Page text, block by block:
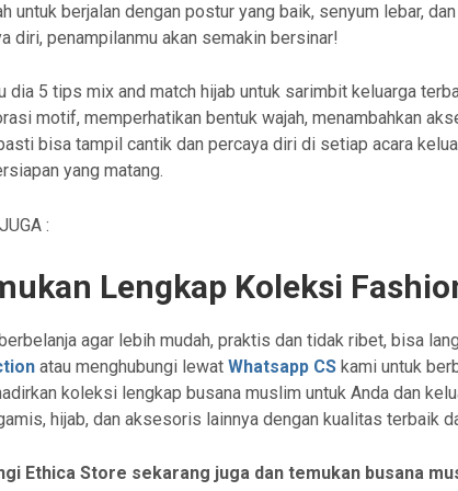
untuk berjalan dengan postur yang baik, senyum lebar,
diri, penampilanmu akan semakin bersinar!
dia 5 tips mix and match hijab untuk sarimbit keluarga
motif, memperhatikan bentuk wajah, menambahkan
bisa tampil cantik dan percaya diri di setiap acara
yang matang.
:
Lengkap Koleksi
agar lebih mudah, praktis dan tidak ribet, bisa
atau menghubungi lewatWhatsapp CS kami untuk
koleksi lengkap busana muslim untuk Anda dan
hijab, dan aksesoris lainnya dengan kualitas terbaik
Ethica Store sekarang juga dan temukan busana